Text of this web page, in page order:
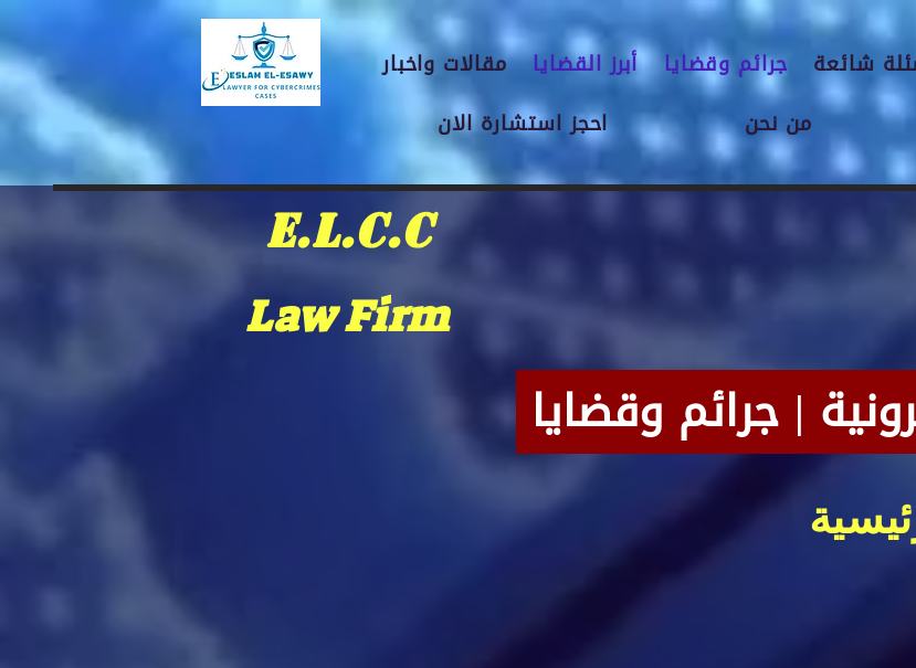
شائعة جرائم وقضايا أبرز القضايا
مقالات واخبار
من نحن احجز استشارة الان
E.L.C.C
Law Firm
| جرائم وقضايا